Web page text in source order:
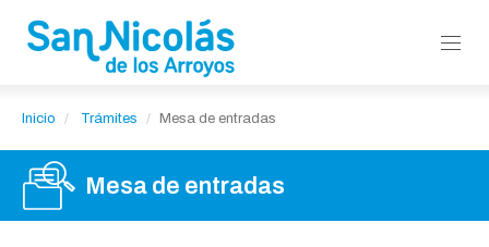
Inicio Trámites Mesa de entradas
Mesa de entradas